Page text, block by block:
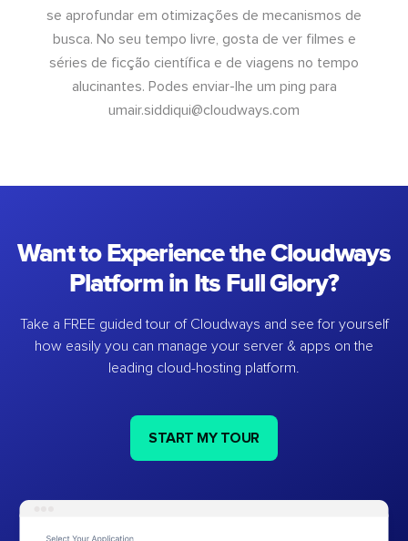
se aprofundar em otimizações de mecanismos de
busca. No seu tempo livre, gosta de ver filmes e
séries de ficção científica e de viagens no tempo
alucinantes. Podes enviar-lhe um ping para
umair.siddiqui@cloudways.com
Want to Experience the Cloudways
Platform in Its Full Glory?
Take a FREE guided tour of Cloudways and see for yourself
how easily you can manage your server & apps on the
leading cloud-hosting platform.
START MY TOUR